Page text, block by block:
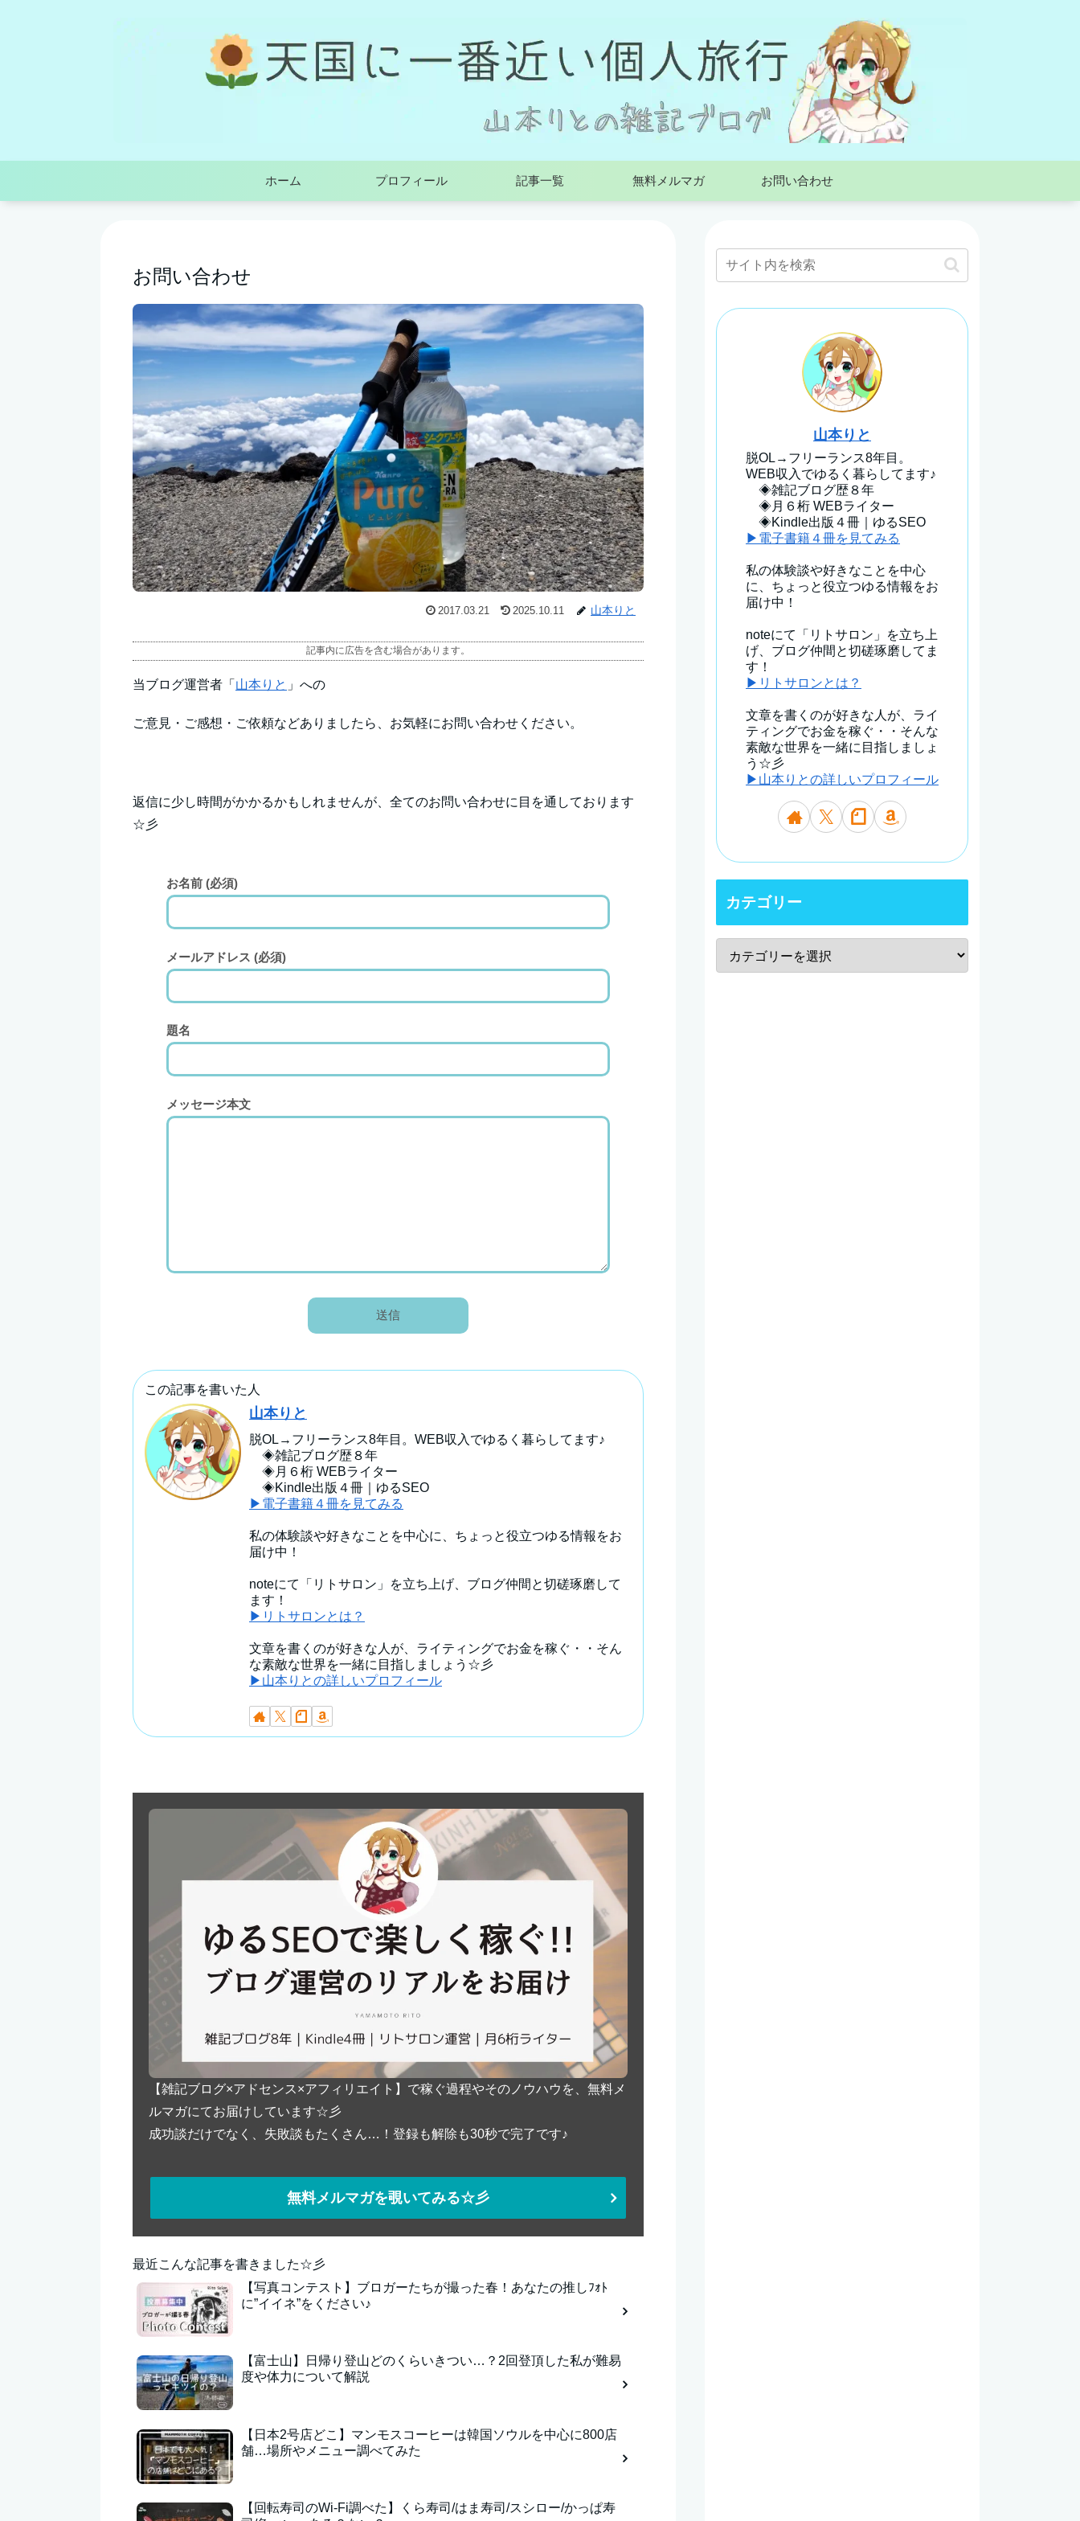
ホーム プロフィール 記事一覧 無料メルマガ お問い合わせ
お問い合わせ
2017.03.21 2025.10.11 山本りと
記事内に広告を含む場合があります。
当ブログ運営者「 山本りと 」への
ご意見・ご感想・ご依頼などありましたら、お気軽にお問い合わせください。
返信に少し時間がかかるかもしれませんが、全てのお問い合わせに目を通しております
☆彡
お名前 (必須)
メールアドレス (必須)
題名
メッセージ本文
この記事を書いた人
山本りと
脱OL→フリーランス8年目。WEB収入でゆるく暮らしてます♪
◈雑記ブログ歴８年
◈月６桁 WEBライター
◈Kindle出版４冊｜ゆるSEO
▶電子書籍４冊を見てみる
私の体験談や好きなことを中心に、ちょっと役立つゆる情報をお
届け中！
noteにて「リトサロン」を立ち上げ、ブログ仲間と切磋琢磨して
ます！
▶リトサロンとは？
文章を書くのが好きな人が、ライティングでお金を稼ぐ・・そん
な素敵な世界を一緒に目指しましょう☆彡
▶山本りとの詳しいプロフィール
【雑記ブログ×アドセンス×アフィリエイト】で稼ぐ過程やそのノウハウを、無料メ
ルマガにてお届けしています☆彡
成功談だけでなく、失敗談もたくさん…！登録も解除も30秒で完了です♪
無料メルマガを覗いてみる☆彡
最近こんな記事を書きました☆彡
【写真コンテスト】ブロガーたちが撮った春！あなたの推しﾌｫﾄ
に”イイネ”をください♪
【富士山】日帰り登山どのくらいきつい…？2回登頂した私が難易
度や体力について解説
【日本2号店どこ】マンモスコーヒーは韓国ソウルを中心に800店
舗…場所やメニュー調べてみた
【回転寿司のWi-Fi調べた】くら寿司/はま寿司/スシロー/かっぱ寿
山本りと
脱OL→フリーランス8年目。
WEB収入でゆるく暮らしてます♪
◈雑記ブログ歴８年
◈月６桁 WEBライター
◈Kindle出版４冊｜ゆるSEO
▶電子書籍４冊を見てみる
私の体験談や好きなことを中心
に、ちょっと役立つゆる情報をお
届け中！
noteにて「リトサロン」を立ち上
げ、ブログ仲間と切磋琢磨してま
す！
▶リトサロンとは？
文章を書くのが好きな人が、ライ
ティングでお金を稼ぐ・・そんな
素敵な世界を一緒に目指しましょ
う☆彡
▶山本りとの詳しいプロフィール
カテゴリー